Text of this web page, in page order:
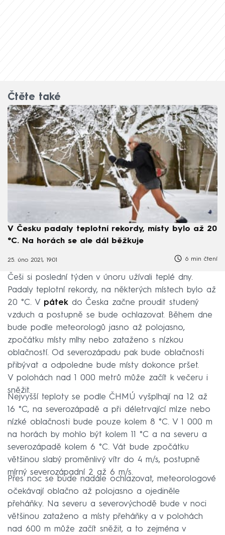
Čtěte také
V Česku padaly teplotní rekordy, místy bylo až 20
°C. Na horách se ale dál běžkuje
25. úno 2021, 19:01 6 min čtení
Češi si poslední týden v únoru užívali teplé dny.
Padaly teplotní rekordy, na některých místech bylo až
20 °C. V pátek do Česka začne proudit studený
vzduch a postupně se bude ochlazovat. Během dne
bude podle meteorologů jasno až polojasno,
zpočátku místy mlhy nebo zataženo s nízkou
oblačností. Od severozápadu pak bude oblačnosti
přibývat a odpoledne bude místy dokonce pršet.
V polohách nad 1 000 metrů může začít k večeru i
sněžit.
Nejvyšší teploty se podle ČHMÚ vyšplhají na 12 až
16 °C, na severozápadě a při déletrvající mlze nebo
nízké oblačnosti bude pouze kolem 8 °C. V 1 000 m
na horách by mohlo být kolem 11 °C a na severu a
severozápadě kolem 6 °C. Vát bude zpočátku
většinou slabý proměnlivý vítr do 4 m/s, postupně
mírný severozápadní 2 až 6 m/s.
Přes noc se bude nadále ochlazovat, meteorologové
očekávají oblačno až polojasno a ojediněle
přeháňky. Na severu a severovýchodě bude v noci
většinou zataženo a místy přeháňky a v polohách
nad 600 m může začít sněžit, a to zejména v